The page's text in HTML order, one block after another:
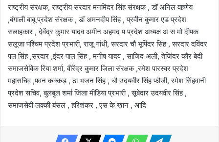
राष्ट्रीय संरक्षक, राष्ट्रीय सरदार मनमिंदर सिंह संरक्षक , डॉ अनिल वाष्र्णेय
,बंगाली बाबू प्रदेश संरक्षक , डॉ अमनदीप सिंह , प्रवीन कुमार एड प्रदेश
सलाहकार , देवेंद्र कुमार यादव अमीन अहमद प प्रदेश अध्यक्ष अ स मो दीपक
सलूजा पश्चिम प्रदेश प्रभारी, राजू गांधी, सरदार चौ भूपिंदर सिंह , सरदार दविंदर
पल सिंह ,सरदार ,इंदर पाल सिंह , मनीष यादव , साजिद अली, तेजिंदर कौर बेदी
समाजसेविक रिया शर्मा, वीरेंद्र कुमार जिला संरक्षक ,रमेश पारस्वर प्रदेश
महासचिव ,पवन कक्कड़ , ठा भजन सिंह , चौ उदयवीर सिंह फौजी, रमेश सिंहवानी
प्रदेश सचिव, बुलबुल शर्मा जिला मीडिया प्रभारी , सूबेदार उदयवीर सिंह ,
समाजसेवी लक्की बंसल , हरिशंकर , एस के खान , आदि